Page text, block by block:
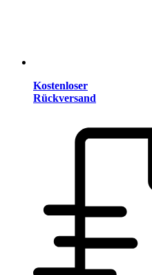
Kostenloser
Rückversand